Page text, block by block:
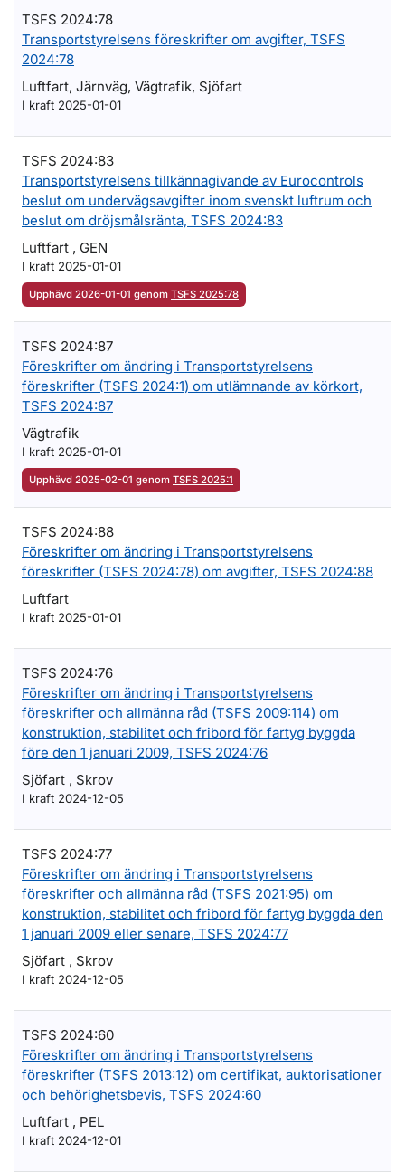
TSFS 2024:78
Transportstyrelsens föreskrifter om avgifter, TSFS
2024:78
Luftfart, Järnväg, Vägtrafik, Sjöfart
I kraft 2025-01-01
TSFS 2024:83
Transportstyrelsens tillkännagivande av Eurocontrols
beslut om undervägsavgifter inom svenskt luftrum och
beslut om dröjsmålsränta, TSFS 2024:83
Luftfart , GEN
I kraft 2025-01-01
Upphävd 2026-01-01 genom TSFS 2025:78
TSFS 2024:87
Föreskrifter om ändring i Transportstyrelsens
föreskrifter (TSFS 2024:1) om utlämnande av körkort,
TSFS 2024:87
Vägtrafik
I kraft 2025-01-01
Upphävd 2025-02-01 genom TSFS 2025:1
TSFS 2024:88
Föreskrifter om ändring i Transportstyrelsens
föreskrifter (TSFS 2024:78) om avgifter, TSFS 2024:88
Luftfart
I kraft 2025-01-01
TSFS 2024:76
Föreskrifter om ändring i Transportstyrelsens
föreskrifter och allmänna råd (TSFS 2009:114) om
konstruktion, stabilitet och fribord för fartyg byggda
före den 1 januari 2009, TSFS 2024:76
Sjöfart , Skrov
I kraft 2024-12-05
TSFS 2024:77
Föreskrifter om ändring i Transportstyrelsens
föreskrifter och allmänna råd (TSFS 2021:95) om
konstruktion, stabilitet och fribord för fartyg byggda den
1 januari 2009 eller senare, TSFS 2024:77
Sjöfart , Skrov
I kraft 2024-12-05
TSFS 2024:60
Föreskrifter om ändring i Transportstyrelsens
föreskrifter (TSFS 2013:12) om certifikat, auktorisationer
och behörighetsbevis, TSFS 2024:60
Luftfart , PEL
I kraft 2024-12-01